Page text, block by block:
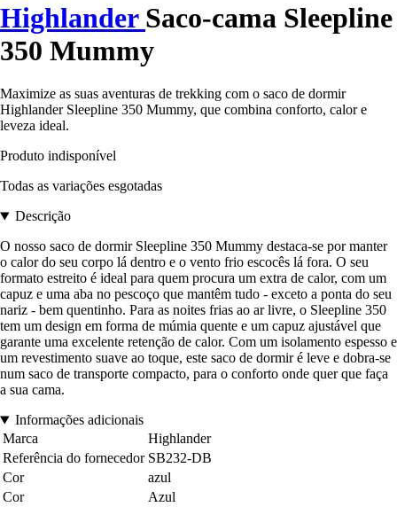
Highlander Saco-cama Sleepline
350 Mummy
Maximize as suas aventuras de trekking com o saco de dormir
Highlander Sleepline 350 Mummy, que combina conforto, calor e
leveza ideal.
Produto indisponível
Todas as variações esgotadas
Descrição
O nosso saco de dormir Sleepline 350 Mummy destaca-se por manter
o calor do seu corpo lá dentro e o vento frio escocês lá fora. O seu
formato estreito é ideal para quem procura um extra de calor, com um
capuz e uma aba no pescoço que mantêm tudo - exceto a ponta do seu
nariz - bem quentinho. Para as noites frias ao ar livre, o Sleepline 350
tem um design em forma de múmia quente e um capuz ajustável que
garante uma excelente retenção de calor. Com um isolamento espesso e
um revestimento suave ao toque, este saco de dormir é leve e dobra-se
num saco de transporte compacto, para o conforto onde quer que faça
a sua cama.
Informações adicionais
Marca
Highlander
Referência do fornecedor SB232-DB
Cor
azul
Cor
Azul